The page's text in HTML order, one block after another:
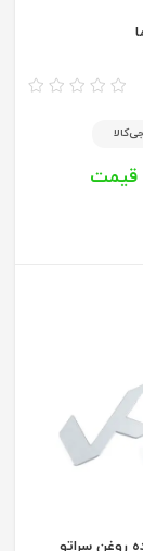
قیمت
روغن سراتو